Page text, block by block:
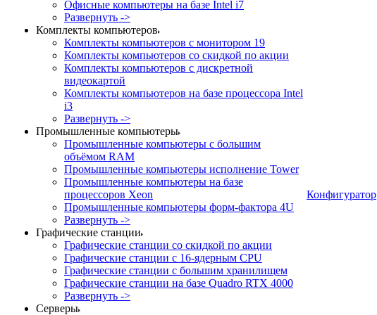
Офисные компьютеры на базе Intel i7
Развернуть ->
Комплекты компьютеров
Комплекты компьютеров с монитором 19
Комплекты компьютеров со скидкой по акции
Комплекты компьютеров с дискретной
видеокартой
Комплекты компьютеров на базе процессора Intel
i3
Развернуть ->
Промышленные компьютеры
Промышленные компьютеры с большим
объёмом RAM
Промышленные компьютеры исполнение Tower
Промышленные компьютеры на базе
процессоров Xeon
Промышленные компьютеры форм-фактора 4U
Развернуть ->
Графические станции
Графические станции со скидкой по акции
Графические станции с 16-ядерным CPU
Графические станции с большим хранилищем
Графические станции на базе Quadro RTX 4000
Развернуть ->
Серверы
Конфигуратор